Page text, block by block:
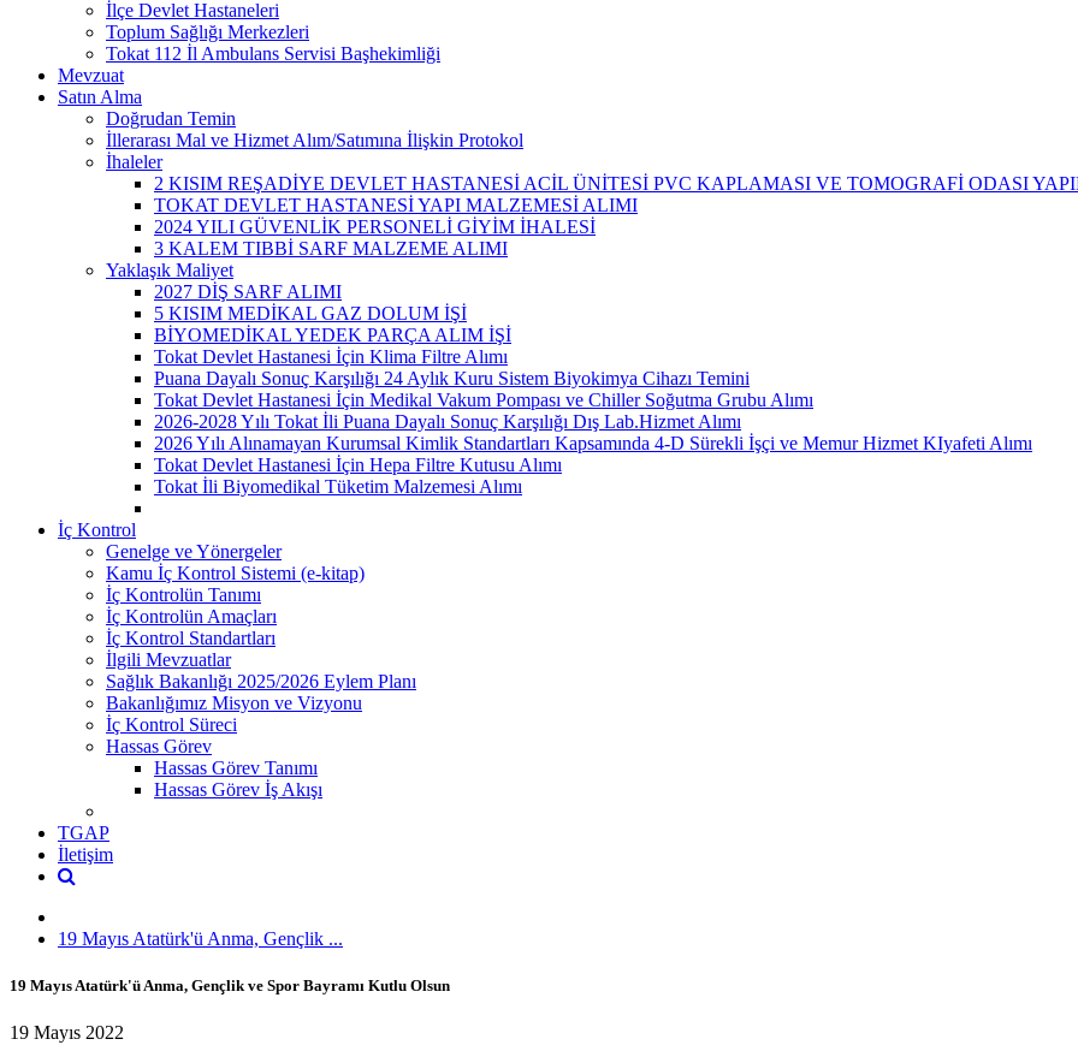
İlçe Devlet Hastaneleri
Toplum Sağlığı Merkezleri
Tokat 112 İl Ambulans Servisi Başhekimliği
Mevzuat
Satın Alma
Doğrudan Temin
İllerarası Mal ve Hizmet Alım/Satımına İlişkin Protokol
İhaleler
2 KISIM REŞADİYE DEVLET HASTANESİ ACİL ÜNİTESİ PVC KAPLAMASI VE TOMOGRAFİ ODASI
TOKAT DEVLET HASTANESİ YAPI MALZEMESİ ALIMI
2024 YILI GÜVENLİK PERSONELİ GİYİM İHALESİ
3 KALEM TIBBİ SARF MALZEME ALIMI
Yaklaşık Maliyet
2027 DİŞ SARF ALIMI
5 KISIM MEDİKAL GAZ DOLUM İŞİ
BİYOMEDİKAL YEDEK PARÇA ALIM İŞİ
Tokat Devlet Hastanesi İçin Klima Filtre Alımı
Puana Dayalı Sonuç Karşılığı 24 Aylık Kuru Sistem Biyokimya Cihazı Temini
Tokat Devlet Hastanesi İçin Medikal Vakum Pompası ve Chiller Soğutma Grubu Alımı
2026-2028 Yılı Tokat İli Puana Dayalı Sonuç Karşılığı Dış Lab.Hizmet Alımı
2026 Yılı Alınamayan Kurumsal Kimlik Standartları Kapsamında 4-D Sürekli İşçi ve Memur Hizmet KIyafeti Alımı
Tokat Devlet Hastanesi İçin Hepa Filtre Kutusu Alımı
Tokat İli Biyomedikal Tüketim Malzemesi Alımı
İç Kontrol
Genelge ve Yönergeler
Kamu İç Kontrol Sistemi (e-kitap)
İç Kontrolün Tanımı
İç Kontrolün Amaçları
İç Kontrol Standartları
İlgili Mevzuatlar
Sağlık Bakanlığı 2025/2026 Eylem Planı
Bakanlığımız Misyon ve Vizyonu
İç Kontrol Süreci
Hassas Görev
Hassas Görev Tanımı
Hassas Görev İş Akışı
TGAP
İletişim
19 Mayıs Atatürk'ü Anma, Gençlik ...
19 Mayıs Atatürk'ü Anma, Gençlik ve Spor Bayramı Kutlu Olsun
19 Mayıs 2022